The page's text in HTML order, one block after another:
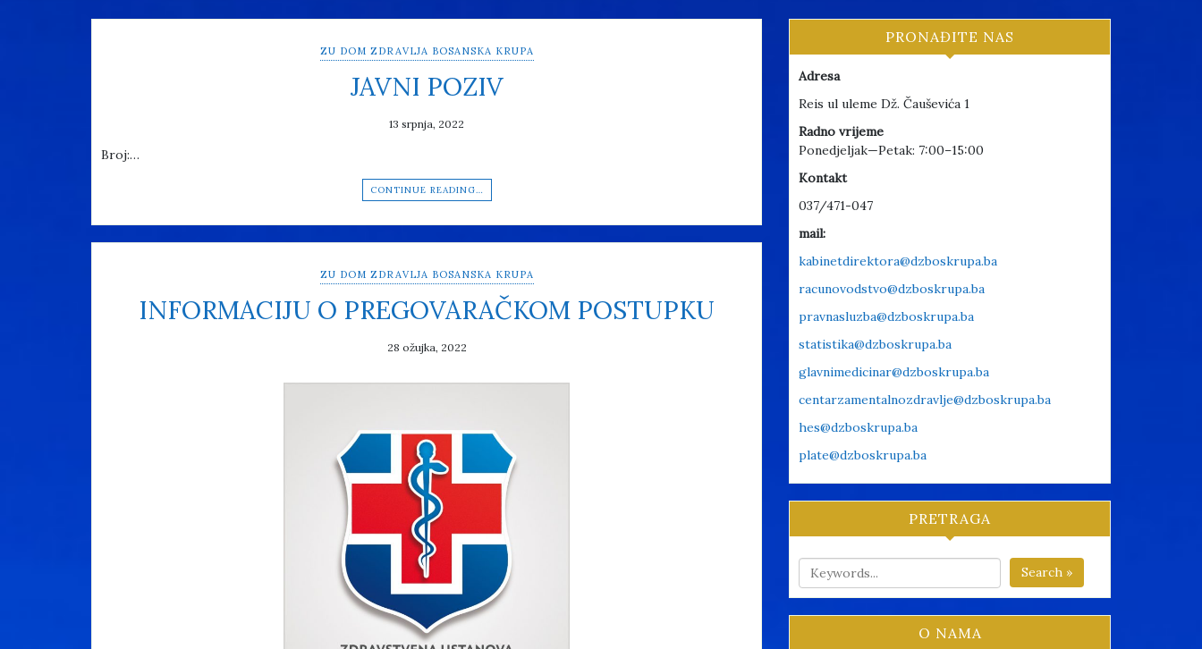
ZU DOM ZDRAVLJA BOSANSKA KRUPA
JAVNI POZIV
13 srpnja, 2022
Broj:…
CONTINUE READING…
ZU DOM ZDRAVLJA BOSANSKA KRUPA
INFORMACIJU O PREGOVARAČKOM POSTUPKU
28 ožujka, 2022
PRONAĐITE NAS
Adresa
Reis ul uleme Dž. Čauševića 1
Radno vrijeme
Ponedjeljak—Petak: 7:00–15:00
Kontakt
037/471-047
mail:
kabinetdirektora@dzboskrupa.ba
racunovodstvo@dzboskrupa.ba
pravnasluzba@dzboskrupa.ba
statistika@dzboskrupa.ba
glavnimedicinar@dzboskrupa.ba
centarzamentalnozdravlje@dzboskrupa.ba
hes@dzboskrupa.ba
plate@dzboskrupa.ba
PRETRAGA
Search »
O NAMA